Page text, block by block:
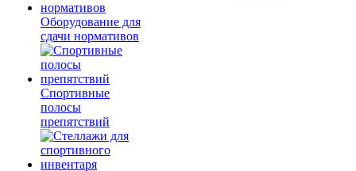
Оборудование для
сдачи нормативов
Спортивные
полосы
препятствий